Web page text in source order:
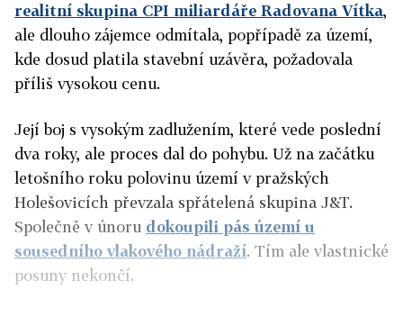
realitní skupina CPI miliardáře Radovana Vítka,
ale dlouho zájemce odmítala, popřípadě za území,
kde dosud platila stavební uzávěra, požadovala
příliš vysokou cenu.
Její boj s vysokým zadlužením, které vede poslední
dva roky, ale proces dal do pohybu. Už na začátku
letošního roku polovinu území v pražských
Holešovicích převzala spřátelená skupina J&T.
Společně v únoru dokoupili pás území u
sousedního vlakového nádraží. Tím ale vlastnické
posuny nekončí.